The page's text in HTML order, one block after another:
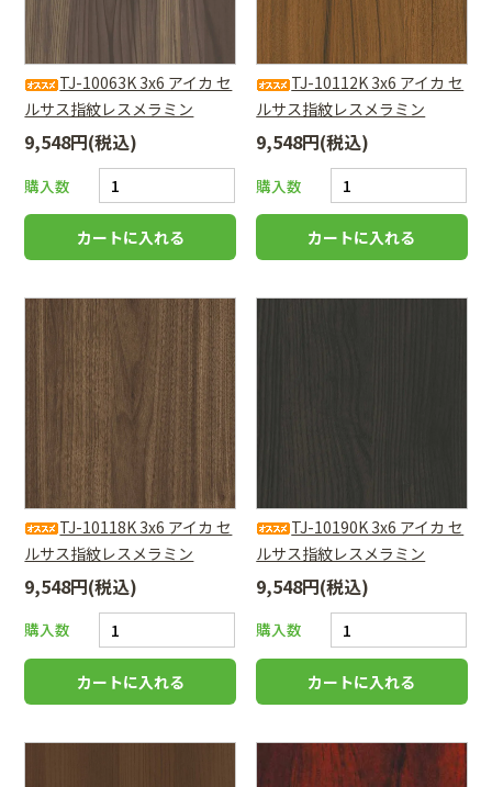
TJ-10063K 3x6 アイカ セ
ルサス指紋レスメラミン
9,548円(税込)
購入数
TJ-10112K 3x6 アイカ セ
ルサス指紋レスメラミン
9,548円(税込)
購入数
TJ-10118K 3x6 アイカ セ
ルサス指紋レスメラミン
9,548円(税込)
購入数
TJ-10190K 3x6 アイカ セ
ルサス指紋レスメラミン
9,548円(税込)
購入数